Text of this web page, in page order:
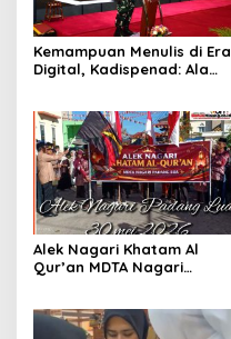
Kemampuan Menulis di Era
Digital, Kadispenad: Ala
Alek Nagari Khatam Al
Qur’an MDTA Nagari